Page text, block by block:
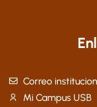
Correo
Mi Campus USB